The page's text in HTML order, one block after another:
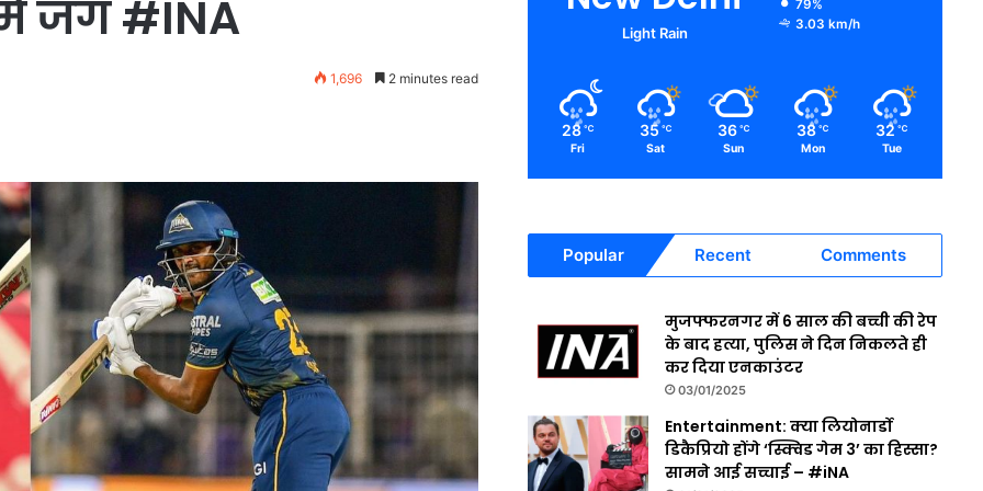
जंग #INA
1,696 2 minutes read
Light Rain
79%
3.03 km/h
28 ℃
Fri
35 ℃
Sat
36 ℃
Sun
38 ℃
Mon
32 ℃
Tue
Popular Recent Comments
मुजफ्फरनगर में 6 साल की बच्ची की रेप
के बाद हत्या, पुलिस ने दिन निकलते ही
कर दिया एनकाउंटर
03/01/2025
Entertainment: क्या लियोनार्डो
डिकैप्रियो होंगे ‘स्क्विड गेम 3’ का हिस्सा?
सामने आई सच्चाई – #iNA